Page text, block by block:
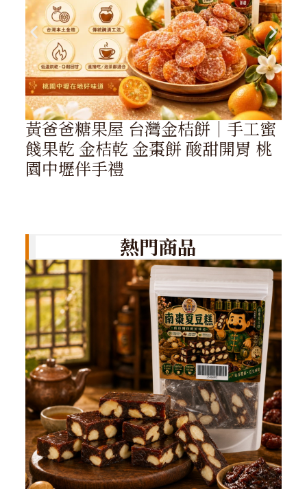
黃爸爸糖果屋 台灣金桔餅｜手工蜜
餞果乾 金桔乾 金棗餅 酸甜開胃 桃
園中壢伴手禮
熱門商品